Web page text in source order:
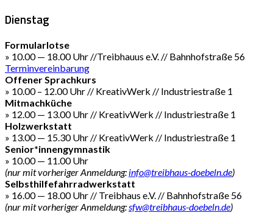
Dienstag
Formularlotse
» 10.00 — 18.00 Uhr //Treibhauus e.V. // Bahnhofstraße 56
Terminvereinbarung
Offener Sprachkurs
» 10.00 – 12.00 Uhr // KreativWerk // Industriestraße 1
Mitmachküche
» 12.00 — 13.00 Uhr // KreativWerk // Industriestraße 1
Holzwerkstatt
» 13.00 — 15.30 Uhr // KreativWerk // Industriestraße 1
Senior*innengymnastik
» 10.00 — 11.00 Uhr
(nur mit vorheriger Anmeldung: info@treibhaus-doebeln.de)
Selbsthilfefahrradwerkstatt
» 16.00 — 18.00 Uhr // Treibhaus e.V. // Bahnhofstraße 56
(nur mit vorheriger Anmeldung:sfw@treibhaus-doebeln.de)